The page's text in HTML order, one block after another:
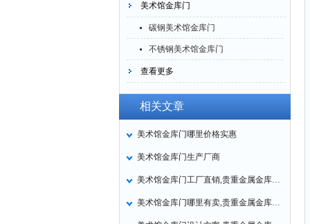
美术馆金库门
碳钢美术馆金库门
不锈钢美术馆金库门
查看更多
相关文章
美术馆金库门哪里价格实惠
美术馆金库门生产厂商
美术馆金库门工厂直销,贵重金属金库门厂家定做
美术馆金库门哪里有卖,贵重金属金库门多少钱